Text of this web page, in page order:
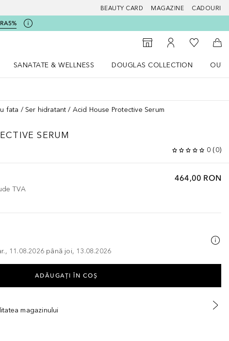
BEAUTY CARD MAGAZINE CADOURI
Douglas
Către Găsire magazin
Către Contul meu
Către
SANATATE & WELLNESS
DOUGLAS COLLECTION
fata Ser hidratant Acid House Protective Serum
SERUM
0 (0)
464,00 RON
TVA
11.08.2026 până joi, 13.08.2026
ADĂUGAȚI ÎN COŞ
magazinului